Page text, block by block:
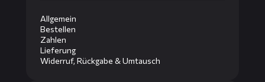
Allgemein
Bestellen
Zahlen
Lieferung
Widerruf, Rückgabe & Umtausch